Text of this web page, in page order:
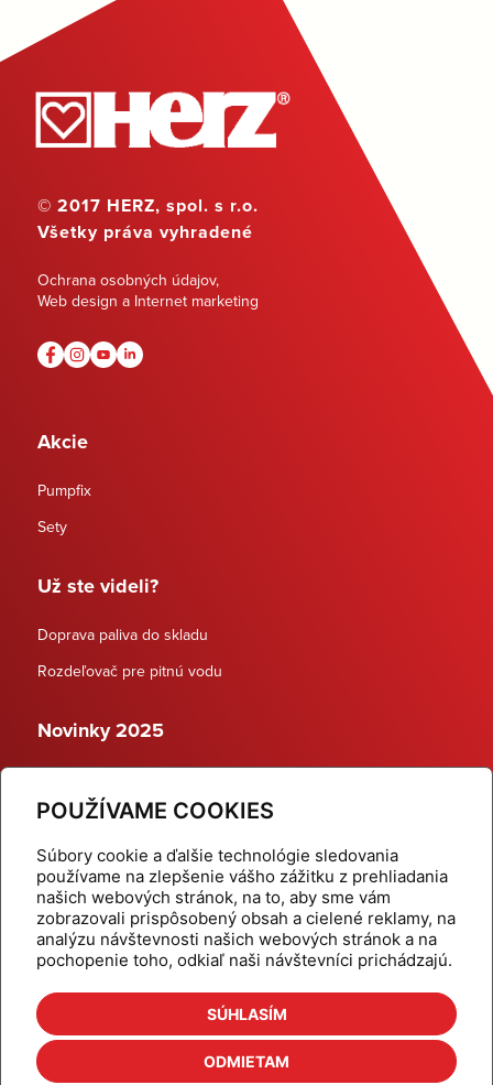
POUŽÍVAME COOKIES
Súbory cookie a ďalšie technológie sledovania
používame na zlepšenie vášho zážitku z prehliadania
našich webových stránok, na to, aby sme vám
zobrazovali prispôsobený obsah a cielené reklamy, na
analýzu návštevnosti našich webových stránok a na
pochopenie toho, odkiaľ naši návštevníci prichádzajú.
SÚHLASÍM
ODMIETAM
© 2017 HERZ, spol. s r.o.
Všetky práva vyhradené
Ochrana osobných údajov,
Web design a Internet marketing
Akcie
Pumpfix
Sety
Už ste videli?
Doprava paliva do skladu
Rozdeľovač pre pitnú vodu
Novinky 2025
Dynamické termostatické ventily
Domov
Produkty
Aktuality
Odber šikovné tipy
Kalkulačky
Cenníky
Na stiahnutie
Referencie
Kontakt